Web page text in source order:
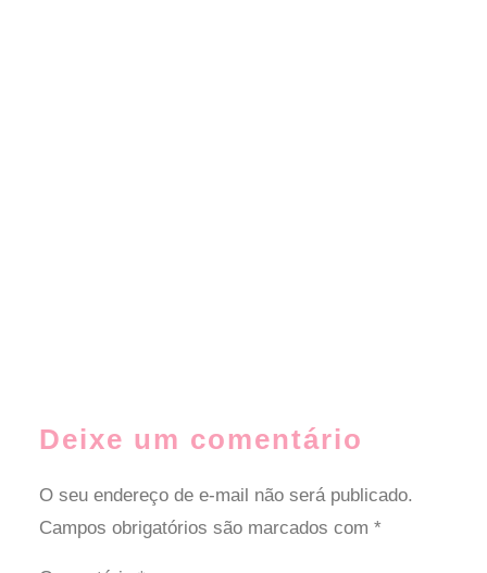
Deixe um comentário
O seu endereço de e-mail não será publicado.
Campos obrigatórios são marcados com *